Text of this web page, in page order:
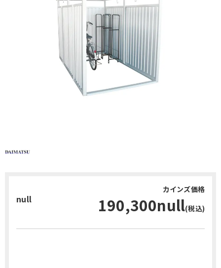
null
カインズ価格
190,300null(税込)